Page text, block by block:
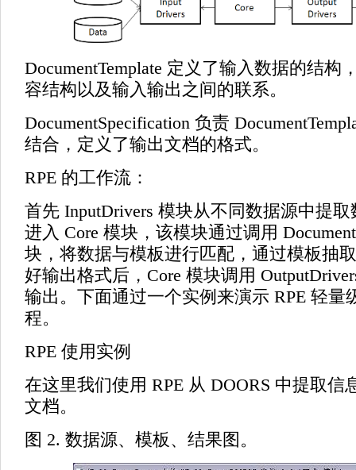
DocumentTemplate 定义了输入数据的结构
容结构以及输入输出之间的联系。
DocumentSpecification 负责
结合，定义了输出文档的格式。
RPE 的工作流：
首先 InputDrivers 模块从不同数据源中提
进入 Core 模块，该模块通过调用
块，将数据与模板进行匹配，通过模板抽
好输出格式后，Core 模块调用
输出。下面通过一个实例来演示 RPE 轻量
程。
RPE 使用实例
在这里我们使用 RPE 从 DOORS 中提取信
文档。
图 2. 数据源、模板、结果图。